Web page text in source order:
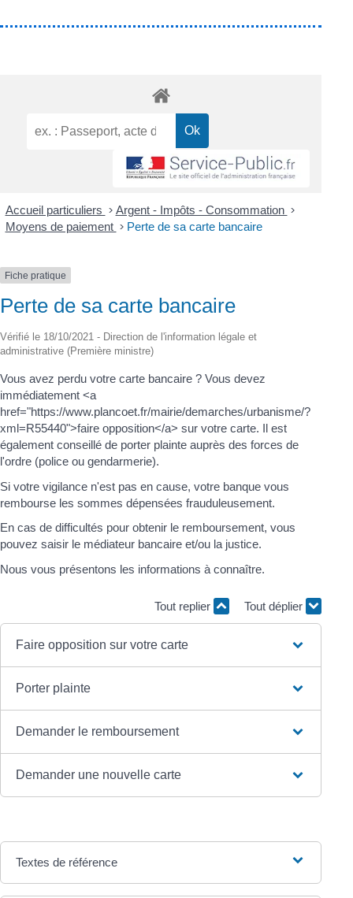
Accueil particuliers > Argent - Impôts - Consommation >
Moyens de paiement > Perte de sa carte bancaire
Fiche pratique
Perte de sa carte bancaire
Vérifié le 18/10/2021 - Direction de l'information légale et
administrative (Première ministre)
Vous avez perdu votre carte bancaire ? Vous devez
immédiatement <a
href="https://www.plancoet.fr/mairie/demarches/urbanisme/?
xml=R55440">faire opposition</a> sur votre carte. Il est
également conseillé de porter plainte auprès des forces de
l'ordre (police ou gendarmerie).
Si votre vigilance n'est pas en cause, votre banque vous
rembourse les sommes dépensées frauduleusement.
En cas de difficultés pour obtenir le remboursement, vous
pouvez saisir le médiateur bancaire et/ou la justice.
Nous vous présentons les informations à connaître.
Tout replier Tout déplier
Faire opposition sur votre carte
Porter plainte
Demander le remboursement
Demander une nouvelle carte
Textes de référence